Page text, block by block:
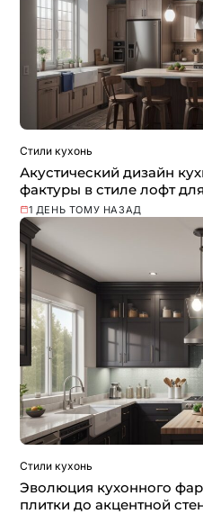
Стили кухонь
Акустический дизайн
фактуры в стиле лофт
1 ДЕНЬ ТОМУ НАЗАД
Стили кухонь
Эволюция кухонного
плитки до акцентной